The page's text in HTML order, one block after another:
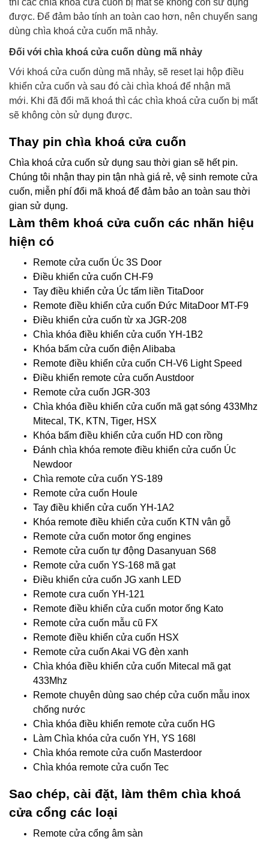
thì các chìa khoá cửa cuốn bị mất sẽ không còn sử dụng
được. Để đảm bảo tính an toàn cao hơn, nên chuyển sang
dùng chìa khoá cửa cuốn mã nhảy.
Đối với chìa khoá cửa cuốn dùng mã nhảy
Với khoá cửa cuốn dùng mã nhảy, sẽ reset lại hộp điều
khiển cửa cuốn và sau đó cài chìa khoá để nhận mã
mới. Khi đã đổi mã khoá thì các chìa khoá cửa cuốn bị mất
sẽ không còn sử dụng được.
Thay pin chìa khoá cửa cuốn
Chìa khoá cửa cuốn sử dụng sau thời gian sẽ hết pin.
Chúng tôi nhận thay pin tận nhà giá rẻ, vệ sinh remote cửa
cuốn, miễn phí đổi mã khoá để đảm bảo an toàn sau thời
gian sử dụng.
Làm thêm khoá cửa cuốn các nhãn hiệu
hiện có
Remote cửa cuốn Úc 3S Door
Điều khiển cửa cuốn CH-F9
Tay điều khiển cửa Úc tấm liền TitaDoor
Remote điều khiển cửa cuốn Đức MitaDoor MT-F9
Điều khiển cửa cuốn từ xa JGR-208
Chìa khóa điều khiển cửa cuốn YH-1B2
Khóa bấm cửa cuốn điện Alibaba
Remote điều khiển cửa cuốn CH-V6 Light Speed
Điều khiển remote cửa cuốn Austdoor
Remote cửa cuốn JGR-303
Chìa khóa điều khiển cửa cuốn mã gạt sóng 433Mhz
Mitecal, TK, KTN, Tiger, HSX
Khóa bấm điều khiển cửa cuốn HD con rồng
Đánh chìa khóa remote điều khiển cửa cuốn Úc
Newdoor
Chìa remote cửa cuốn YS-189
Remote cửa cuốn Houle
Tay điều khiển cửa cuốn YH-1A2
Khóa remote điều khiển cửa cuốn KTN vân gỗ
Remote cửa cuốn motor ống engines
Remote cửa cuốn tự động Dasanyuan S68
Remote cửa cuốn YS-168 mã gạt
Điều khiển cửa cuốn JG xanh LED
Remote cưa cuốn YH-121
Remote điều khiển cửa cuốn motor ống Kato
Remote cửa cuốn mẫu cũ FX
Remote điều khiển cửa cuốn HSX
Remote cửa cuốn Akai VG đèn xanh
Chìa khóa điều khiển cửa cuốn Mitecal mã gạt
433Mhz
Remote chuyên dùng sao chép cửa cuốn mẫu inox
chống nước
Chìa khóa điều khiển remote cửa cuốn HG
Làm Chìa khóa cửa cuốn YH, YS 168l
Chìa khóa remote cửa cuốn Masterdoor
Chìa khóa remote cửa cuốn Tec
Sao chép, cài đặt, làm thêm chìa khoá
cửa cổng các loại
Remote cửa cổng âm sàn